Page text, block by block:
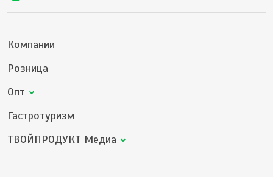
Компании
Розница
Опт
Гастротуризм
ТВОЙПРОДУКТ Медиа